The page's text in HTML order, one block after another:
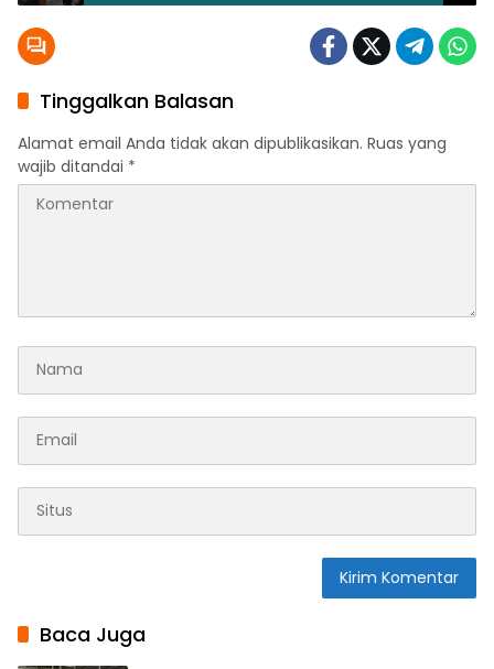
Tinggalkan Balasan
Alamat email Anda tidak akan dipublikasikan. Ruas yang
wajib ditandai *
Baca Juga